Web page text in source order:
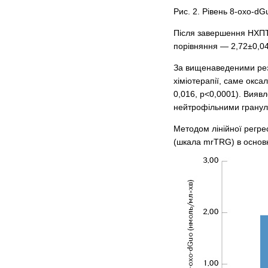
Рис. 2. Рівень 8-oxo-
Після завершення
порівняння —
За вищенаведеними
хіміотерапії, саме
0,016, р<0,0001).
нейтрофільними
Методом лінійної
(шкала mrTRG) в